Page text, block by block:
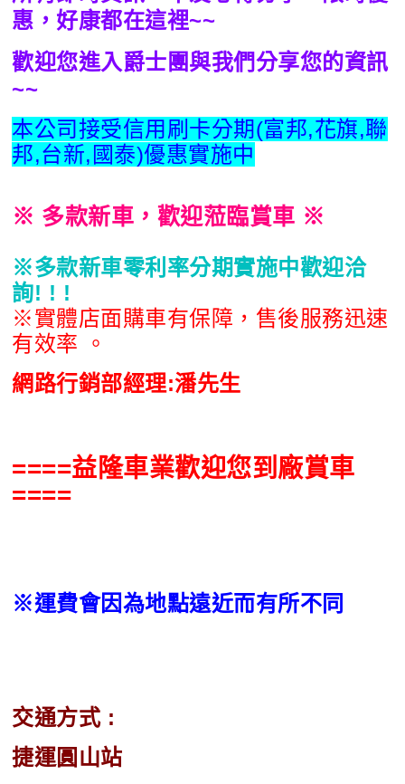
惠，好康都在這裡~~
歡迎您進入爵士團與我們分享您的資訊
~~
本公司接受信用刷卡分期(富邦,花旗,聯
邦,台新,國泰)優惠實施中
※ 多款新車，歡迎蒞臨賞車 ※
※多款新車零利率分期實施中歡迎洽
詢! ! !
※實體店面購車有保障，售後服務迅速
有效率 。
網路行銷部經理:潘先生
====益隆車業歡迎您到廠賞車
====
※運費會因為地點遠近而有所不同
交通方式 :
捷運圓山站